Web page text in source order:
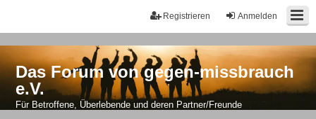
Anmelden
Registrieren
Das Forum von gegen-missbrauch
e.V.
Für Betroffene, Überlebende und deren Partner/Freunde